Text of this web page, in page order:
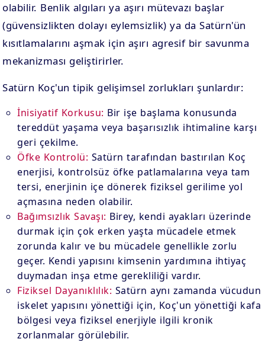
olabilir. Benlik algıları ya aşırı mütevazı başlar
(güvensizlikten dolayı eylemsizlik) ya da Satürn'ün
kısıtlamalarını aşmak için aşırı agresif bir savunma
mekanizması geliştirirler.
Satürn Koç'un tipik gelişimsel zorlukları şunlardır:
İnisiyatif Korkusu: Bir işe başlama konusunda
tereddüt yaşama veya başarısızlık ihtimaline karşı
geri çekilme.
Öfke Kontrolü: Satürn tarafından bastırılan Koç
enerjisi, kontrolsüz öfke patlamalarına veya tam
tersi, enerjinin içe dönerek fiziksel gerilime yol
açmasına neden olabilir.
Bağımsızlık Savaşı: Birey, kendi ayakları üzerinde
durmak için çok erken yaşta mücadele etmek
zorunda kalır ve bu mücadele genellikle zorlu
geçer. Kendi yapısını kimsenin yardımına ihtiyaç
duymadan inşa etme gerekliliği vardır.
Fiziksel Dayanıklılık: Satürn aynı zamanda vücudun
iskelet yapısını yönettiği için, Koç'un yönettiği kafa
bölgesi veya fiziksel enerjiyle ilgili kronik
zorlanmalar görülebilir.